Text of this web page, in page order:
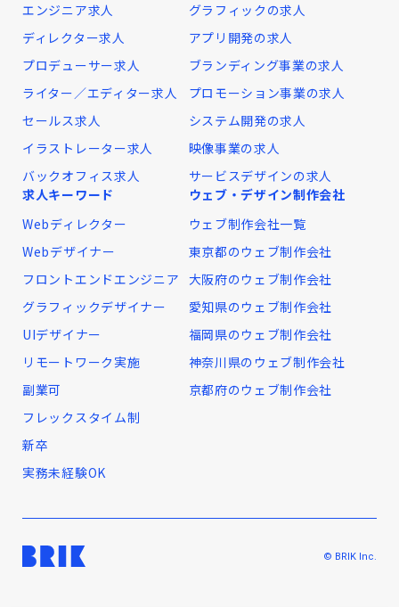
エンジニア求人
ディレクター求人
プロデューサー求人
ライター／エディター求人
セールス求人
イラストレーター求人
バックオフィス求人
グラフィックの求人
アプリ開発の求人
ブランディング事業の求人
プロモーション事業の求人
システム開発の求人
映像事業の求人
サービスデザインの求人
求人キーワード
Webディレクター
Webデザイナー
フロントエンドエンジニア
グラフィックデザイナー
UIデザイナー
リモートワーク実施
副業可
フレックスタイム制
新卒
実務未経験OK
ウェブ・デザイン制作会社
ウェブ制作会社一覧
東京都のウェブ制作会社
大阪府のウェブ制作会社
愛知県のウェブ制作会社
福岡県のウェブ制作会社
神奈川県のウェブ制作会社
京都府のウェブ制作会社
© BRIK Inc.